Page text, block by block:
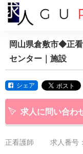
岡山県倉敷市◆正
センター｜施設
シェア
求人に問い合わ
正看護師 求人番号